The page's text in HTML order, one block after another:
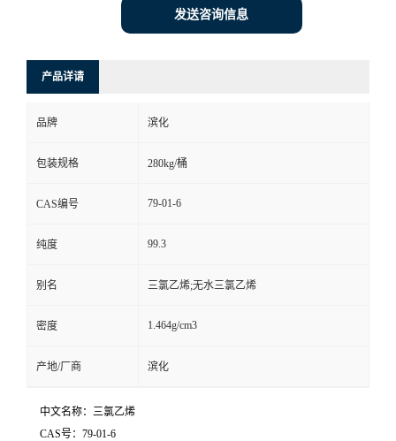
发送咨询信息
产品详请
品牌 滨化
包装规格 280kg/桶
CAS编号 79-01-6
纯度 99.3
别名 三氯乙烯;无水三氯乙烯
密度 1.464g/cm3
产地/厂商 滨化
中文名称：三氯乙烯
CAS号：79-01-6